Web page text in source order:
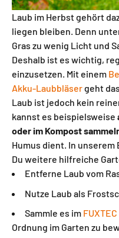
Laub im Herbst gehört
liegen bleiben. Denn
Gras zu wenig Licht und
Deshalb ist es wichtig,
einzusetzen. Mit einem
Akku-Laubbläsergeht
Laub ist jedoch kein
kannst es beispielsweise
oder im Kompost
Humus dient. In unserem
Du weitere hilfreiche
Entferne Laub vom
Nutze Laub als
Sammle es im
Ordnung im Garten zu